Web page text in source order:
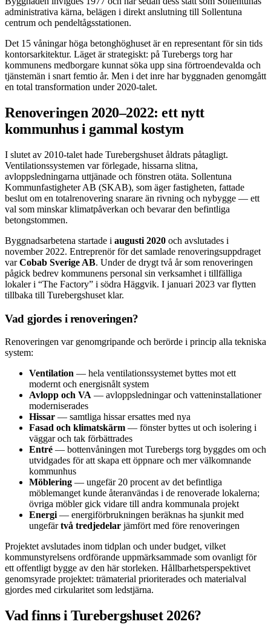
administrativa kärna, belägen i direkt anslutning till Sollentuna
centrum och pendeltågsstationen.
Det 15 våningar höga betonghöghuset är en representant för sin tids
kontorsarkitektur. Läget är strategiskt: på Turebergs torg har
kommunens medborgare kunnat söka upp sina förtroendevalda och
tjänstemän i snart femtio år. Men i det inre har byggnaden genomgått
en total transformation under 2020-talet.
Renoveringen 2020–2022: ett nytt
kommunhus i gammal kostym
I slutet av 2010-talet hade Turebergshuset åldrats påtagligt.
Ventilationssystemen var förlegade, hissarna slitna,
avloppsledningarna uttjänade och fönstren otäta. Sollentuna
Kommunfastigheter AB (SKAB), som äger fastigheten, fattade
beslut om en totalrenovering snarare än rivning och nybygge — ett
val som minskar klimatpåverkan och bevarar den befintliga
betongstommen.
Byggnadsarbetena startade i augusti 2020 och avslutades i
november 2022. Entreprenör för det samlade renoveringsuppdraget
varCobab Sverige AB. Under de drygt två år som renoveringen
pågick bedrev kommunens personal sin verksamhet i tillfälliga
lokaler i “The Factory” i södra Häggvik. I januari 2023 var flytten
tillbaka till Turebergshuset klar.
Vad gjordes i renoveringen?
Renoveringen var genomgripande och berörde i princip alla tekniska
system:
Ventilation — hela ventilationssystemet byttes mot ett
modernt och energisnålt system
Avlopp och VA — avloppsledningar och vatteninstallationer
moderniserades
Hissar — samtliga hissar ersattes med nya
Fasad och klimatskärm — fönster byttes ut och isolering i
väggar och tak förbättrades
Entré — bottenvåningen mot Turebergs torg byggdes om och
utvidgades för att skapa ett öppnare och mer välkomnande
kommunhus
Möblering — ungefär 20 procent av det befintliga
möblemanget kunde återanvändas i de renoverade lokalerna;
övriga möbler gick vidare till andra kommunala projekt
Energi — energiförbrukningen beräknas ha sjunkit med
ungefärtvå tredjedelar jämfört med före renoveringen
Projektet avslutades inom tidplan och under budget, vilket
kommunstyrelsens ordförande uppmärksammade som ovanligt för
ett offentligt bygge av den här storleken. Hållbarhetsperspektivet
genomsyrade projektet: trämaterial prioriterades och materialval
gjordes med cirkularitet som ledstjärna.
Vad finns i Turebergshuset 2026?